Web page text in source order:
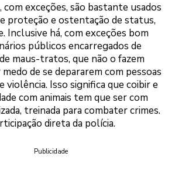
com exceções, são bastante usados
proteção e ostentação de status,
Inclusive há, com exceções bom
públicos encarregados de
maus-tratos, que não o fazem
de se depararem com pessoas
violência. Isso significa que coibir e
com animais tem que ser com
treinada para combater crimes.
direta da polícia.
Publicidade